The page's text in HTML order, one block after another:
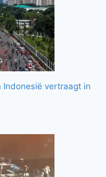
Indonesië vertraagt ​​in